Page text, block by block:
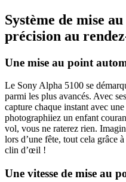
Système de mise
précision au
Une mise au point
Le Sony Alpha 5100 se
parmi les plus avancés. Avec
capture chaque instant avec
photographiiez un enfant
vol, vous ne raterez rien.
lors d’une fête, tout cela grâce
clin d’œil !
Une vitesse de mise au